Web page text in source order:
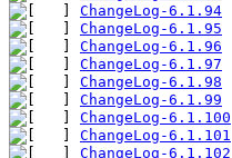
ChangeLog-6.1.94
ChangeLog-6.1.95
ChangeLog-6.1.96
ChangeLog-6.1.97
ChangeLog-6.1.98
ChangeLog-6.1.99
ChangeLog-6.1.100
ChangeLog-6.1.101
ChangeLog-6.1.102